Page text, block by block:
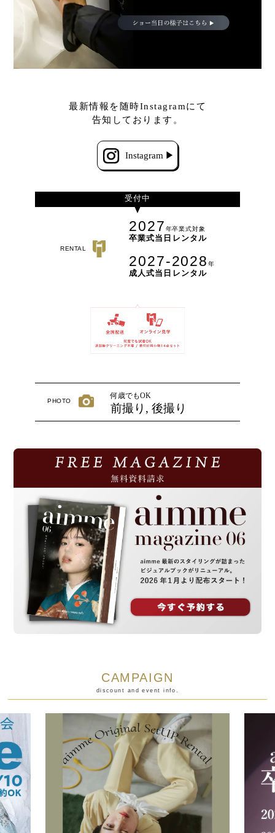
最新情報を随時Instagramにて
告知しております。
Instagram
受付中
RENTAL
2027 年卒業式対象
卒業式当日レンタル
2027-2028 年
成人式当日レンタル
PHOTO
何歳でもOK
前撮り, 後撮り
CAMPAIGN
discount and event info.